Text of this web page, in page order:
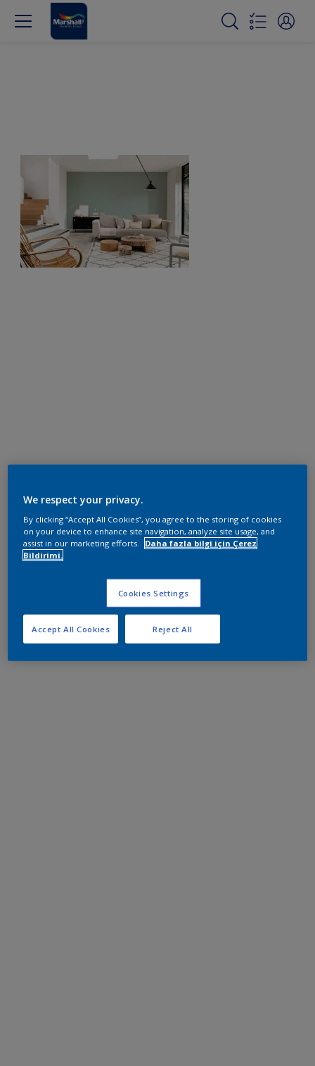
We respect your privacy.
By clicking “Accept All Cookies”, you agree to the storing of cookies
on your device to enhance site navigation, analyze site usage, and
assist in our marketing efforts.
Daha fazla bilgi için Çerez
Bildirimi.
Cookies Settings
Reject All
Accept All Cookies